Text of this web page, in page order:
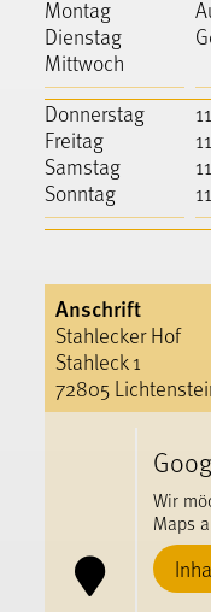
Montag
Dienstag
Mittwoch
Donnerstag
Freitag
Samstag
Sonntag
Anschrift
Stahlecker Hof
Stahleck 1
72805
Wir
Maps